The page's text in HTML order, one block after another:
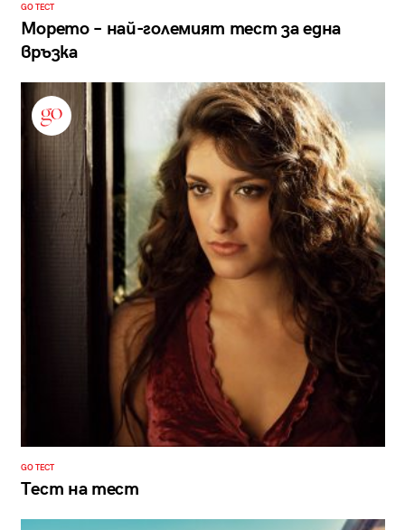
GO ТЕСТ
Морето – най-големият тест за една
връзка
GO ТЕСТ
Тест на тест